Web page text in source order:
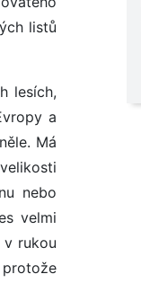
listů
lesích,
a
Má
nebo
velmi
rukou